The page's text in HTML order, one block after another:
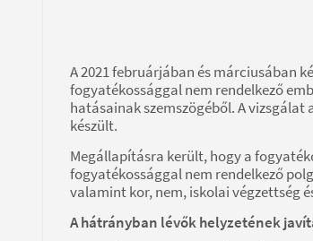
A 2021 februárjában és márciusában
fogyatékossággal nem rendelkező
hatásainak szemszögéből. A vizsgálat
készült.
Megállapításra került, hogy a
fogyatékossággal nem rendelkező
valamint kor, nem, iskolai végzettség
A hátrányban lévők helyzetének